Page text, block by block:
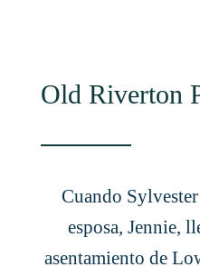
Old Riverton
Cuando
esposa, Jennie,
asentamiento de